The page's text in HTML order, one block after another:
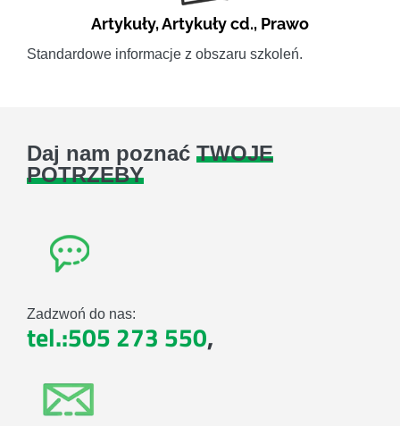
Artykuły,Artykuły cd., Prawo
Standardowe informacje z obszaru szkoleń.
Daj nam poznać TWOJE
POTRZEBY
Zadzwoń do nas:
tel.:505 273 550,